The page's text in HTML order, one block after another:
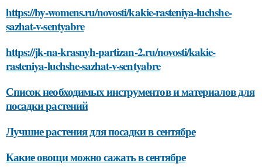
https://by-womens.ru/novosti/kakie-rasteniya-luchshe-
sazhat-v-sentyabre
https://jk-na-krasnyh-partizan-2.ru/novosti/kakie-
rasteniya-luchshe-sazhat-v-sentyabre
Список необходимых инструментов и материалов для
посадки растений
Лучшие растения для посадки в сентябре
Какие овощи можно сажать в сентябре